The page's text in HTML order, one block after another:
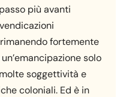
più avanti
fortemente
solo
soggettività e
coloniali. Ed è in